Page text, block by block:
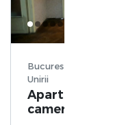
Bucuresti, Sector 3, P-ta
Unirii
Apartament, 3
camere